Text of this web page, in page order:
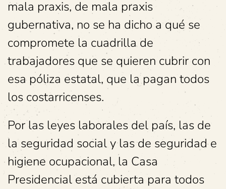
mala praxis, de mala praxis
gubernativa, no se ha dicho a qué se
compromete la cuadrilla de
trabajadores que se quieren cubrir con
esa póliza estatal, que la pagan todos
los costarricenses.
Por las leyes laborales del país, las de
la seguridad social y las de seguridad e
higiene ocupacional, la Casa
Presidencial está cubierta para todos